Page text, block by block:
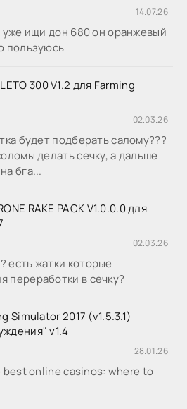
14.07.26
уже ищи дон 680 он оранжевый
пользуюсь
300 V1.2 для Farming
02.03.26
будет подберать салому???
делать сечку, а дальше
бга...
RAKE PACK V1.0.0.0 для
02.03.26
есть жатки которые
переработки в сечку?
Simulator 2017 (v1.5.3.1)
v1.4
28.01.26
online casinos: where to